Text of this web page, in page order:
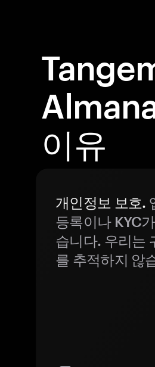
이유
개인정보 보호.
등록이나 KYC
습니다. 우리는
를 추적하지 않